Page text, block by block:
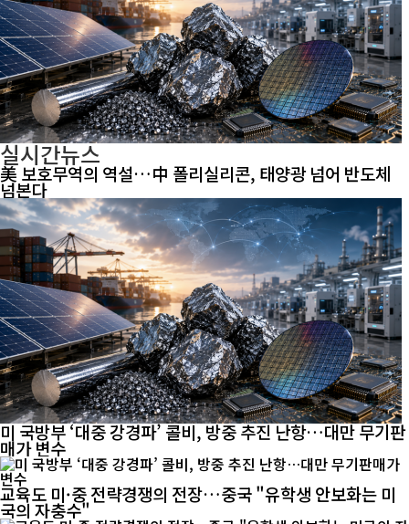
실시간뉴스
美 보호무역의 역설…中 폴리실리콘, 태양광 넘어 반도체
넘본다
미 국방부 ‘대중 강경파’ 콜비, 방중 추진 난항…대만 무기판
매가 변수
교육도 미·중 전략경쟁의 전장…중국 "유학생 안보화는 미
국의 자충수"